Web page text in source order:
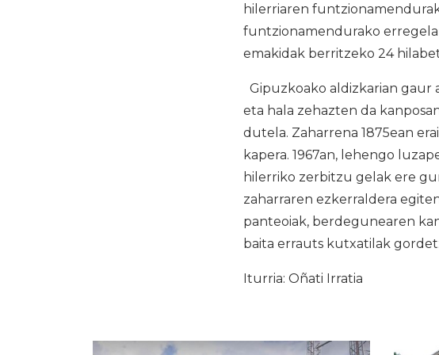
hilerriaren
funtzionamendurako
emakidak berritzeko 24
Gipuzkoako aldizkarian gaur
eta hala zehazten da
dutela. Zaharrena 1875ean
kapera. 1967an, lehengo
hilerriko zerbitzu gelak ere
zaharraren ezkerraldera
panteoiak, berdegunearen
baita errauts kutxatilak
Iturria: Oñati Irratia